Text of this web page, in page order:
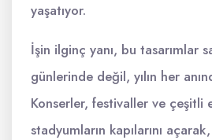
yaşatıyor.
İşin ilginç yanı, bu tasarımlar
günlerinde değil, yılın her
Konserler, festivaller ve çeşitli
stadyumların kapılarını